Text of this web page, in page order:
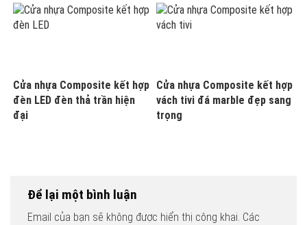
Cửa nhựa Composite kết hợp
đèn LED đèn thả trần hiện
đại
Cửa nhựa Composite kết hợp
vách tivi đá marble đẹp sang
trọng
Để lại một bình luận
Email của bạn sẽ không được hiển thị công khai. Các